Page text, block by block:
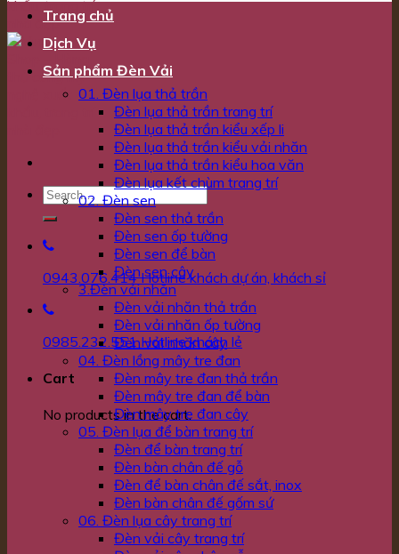
0943.076.414 Hotline khách dự án, khách sỉ
0985.232.551 Hotline khách lẻ
Cart
No products in the cart.
Trang chủ
Dịch Vụ
Sản phẩm Đèn Vải
01. Đèn lụa thả trần
Đèn lụa thả trần trang trí
Đèn lụa thả trần kiểu xếp li
Đèn lụa thả trần kiểu vải nhăn
Đèn lụa thả trần kiểu hoa văn
Đèn lụa kết chùm trang trí
02. Đèn sen
Đèn sen thả trần
Đèn sen ốp tường
Đèn sen để bàn
Đèn sen cây
3.Đèn vải nhăn
Đèn vải nhăn thả trần
Đèn vải nhăn ốp tường
Đèn vải nhăn cây
04. Đèn lồng mây tre đan
Đèn mây tre đan thả trần
Đèn mây tre đan để bàn
Đèn mây tre đan cây
05. Đèn lụa để bàn trang trí
Đèn để bàn trang trí
Đèn bàn chân đế gỗ
Đèn để bàn chân đế sắt, inox
Đèn bàn chân đế gốm sứ
06. Đèn lụa cây trang trí
Đèn vải cây trang trí